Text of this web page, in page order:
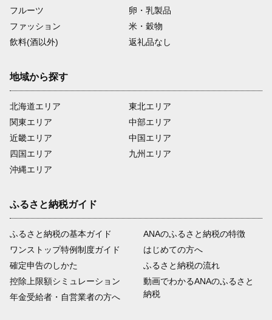
フルーツ
卵・乳製品
ファッション
米・穀物
飲料(酒以外)
返礼品なし
地域から探す
北海道エリア
関東エリア
近畿エリア
四国エリア
沖縄エリア
東北エリア
中部エリア
中国エリア
九州エリア
ふるさと納税ガイド
ふるさと納税の基本ガイド
ワンストップ特例制度ガイド
確定申告のしかた
控除上限額シミュレーション
年金受給者・自営業者の方へ
ANAのふるさと納税の特徴
はじめての方へ
ふるさと納税の流れ
動画でわかるANAのふるさと
納税